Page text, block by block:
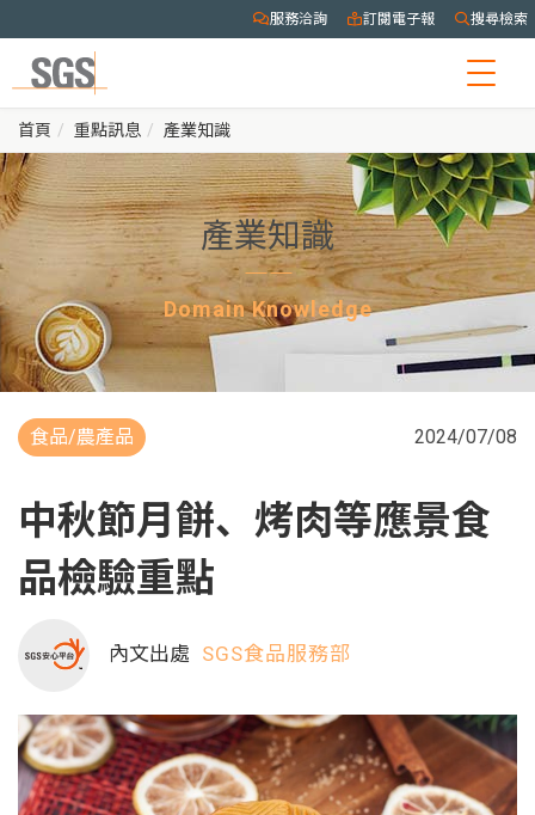
服務洽詢 訂閱電子報 搜尋檢索
首頁 重點訊息 產業知識
產業知識
Domain Knowledge
食品/農產品 2024/07/08
中秋節月餅、烤肉等應景食
品檢驗重點
內文出處 SGS食品服務部